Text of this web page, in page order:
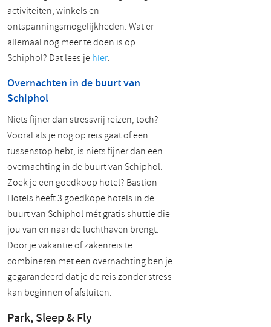
activiteiten, winkels en
ontspanningsmogelijkheden. Wat er
allemaal nog meer te doen is op
Schiphol? Dat lees jehier.
Overnachten in de buurt van
Schiphol
Niets fijner dan stressvrij reizen, toch?
Vooral als je nog op reis gaat of een
tussenstop hebt, is niets fijner dan een
overnachting in de buurt van Schiphol.
Zoek je een goedkoop hotel? Bastion
Hotels heeft 3 goedkope hotels in de
buurt van Schiphol mét gratis shuttle die
jou van en naar de luchthaven brengt.
Door je vakantie of zakenreis te
combineren met een overnachting ben je
gegarandeerd dat je de reis zonder stress
kan beginnen of afsluiten.
Park, Sleep & Fly